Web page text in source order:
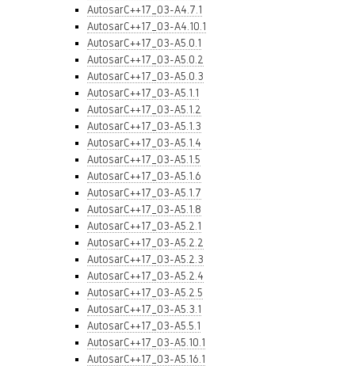
AutosarC++17_03-A4.7.1
AutosarC++17_03-A4.10.1
AutosarC++17_03-A5.0.1
AutosarC++17_03-A5.0.2
AutosarC++17_03-A5.0.3
AutosarC++17_03-A5.1.1
AutosarC++17_03-A5.1.2
AutosarC++17_03-A5.1.3
AutosarC++17_03-A5.1.4
AutosarC++17_03-A5.1.5
AutosarC++17_03-A5.1.6
AutosarC++17_03-A5.1.7
AutosarC++17_03-A5.1.8
AutosarC++17_03-A5.2.1
AutosarC++17_03-A5.2.2
AutosarC++17_03-A5.2.3
AutosarC++17_03-A5.2.4
AutosarC++17_03-A5.2.5
AutosarC++17_03-A5.3.1
AutosarC++17_03-A5.5.1
AutosarC++17_03-A5.10.1
AutosarC++17_03-A5.16.1